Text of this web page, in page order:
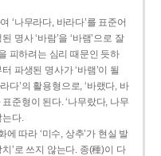
‘나무라다, 바라다’를 표준어
명사 ‘바람’을 ‘바램’으로 잘
피하려는 심리 때문인 듯하
파생된 명사가 ‘바램’이 될
다’의 활용형으로, ‘바랬다, 바
준형이 된다. ‘나무랐다, 나무
는다.
따라 ‘미수, 상추’가 현실 발
’로 쓰지 않는다. 종(種)이 다